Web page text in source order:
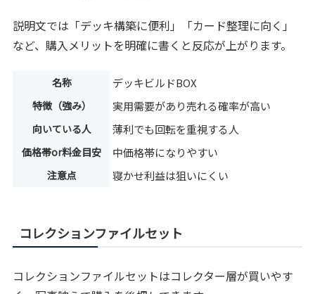
説明文では「デッキ構築に便利」「カード整理に向く」
など、購入メリットを明確に書くと反応が上がります。
名称 デッキビルドBOX
特徴（強み） 実用需要があり売れる確率が高い
向いている人 薄利でも回転を重視する人
価格帯or料金目安 中価格帯になりやすい
注意点 寝かせ利益は狙いにくい
コレクションファイルセット
コレクションファイルセットはコレクター層が買いやす